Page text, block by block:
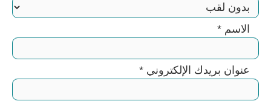
الاسم *
عنوان بريدك الإلكتروني *